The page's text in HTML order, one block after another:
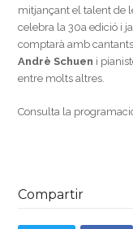
mitjançant el talent de
celebra la 30a edició i
comptarà amb
Andrè Schuen i
entre molts altres.
Consulta la
Compartir